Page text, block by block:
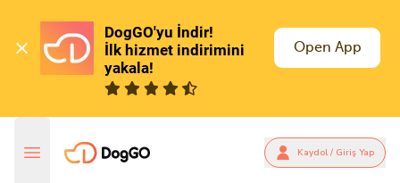
DogGO'yu İndir!
İlk hizmet indirimini
yakala!
Open App
Kaydol / Giriş Yap